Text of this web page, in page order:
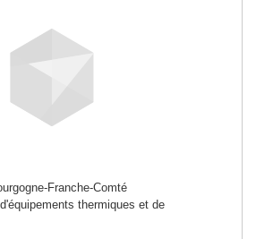
Franche-Comté
thermiques et de